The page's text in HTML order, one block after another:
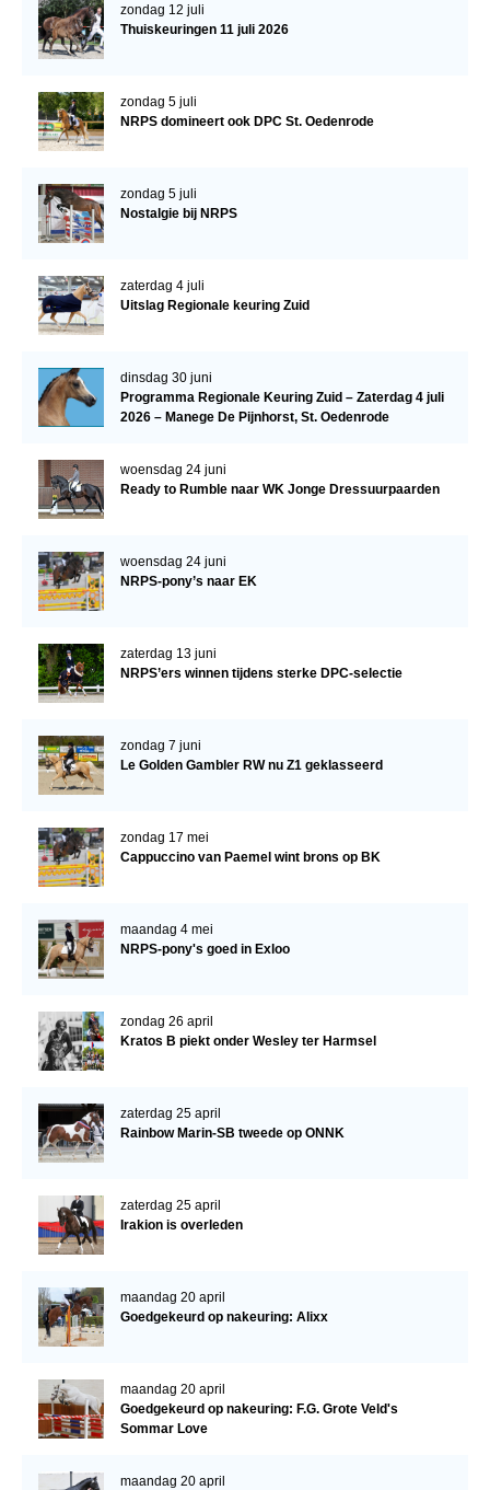
Onze fokkerij
Fokprogramma's en registratie
NRPS-Boegbeeld
Cornage
Dekhengsten
HENGSTEN ONLINE
Hengstenselectie
AANMELDEN HENGSTENKEURING ONDER HET
Verrichtingsonderzoek NRPS
Verrichtingsonderzoek 2025-2026
Verrichtingsonderzoek 2023-2024
Verrichtingsonderzoek 2021-2022
Verrichtingsonderzoek 2020-2021
Sport
Paard te koop
Inloggen
CONTACT
REGIO'S
Regio Noord
Regio Midden
Regio West
Bestuur Regio West
Bestuur Regio Zuid
Word vrijiwilliger
KALENDER
zondag 12 juli
Thuiskeuringen 11 juli 2026
zondag 5 juli
NRPS domineert ook DPC St. Oedenrode
zondag 5 juli
Nostalgie bij NRPS
zaterdag 4 juli
Uitslag Regionale keuring Zuid
dinsdag 30 juni
Programma Regionale Keuring Zuid – Zaterdag 4 juli
2026 – Manege De Pijnhorst, St. Oedenrode
woensdag 24 juni
Ready to Rumble naar WK Jonge Dressuurpaarden
woensdag 24 juni
NRPS-pony’s naar EK
zaterdag 13 juni
NRPS’ers winnen tijdens sterke DPC-selectie
zondag 7 juni
Le Golden Gambler RW nu Z1 geklasseerd
zondag 17 mei
Cappuccino van Paemel wint brons op BK
maandag 4 mei
NRPS-pony's goed in Exloo
zondag 26 april
Kratos B piekt onder Wesley ter Harmsel
zaterdag 25 april
Rainbow Marin-SB tweede op ONNK
zaterdag 25 april
Irakion is overleden
maandag 20 april
Goedgekeurd op nakeuring: Alixx
maandag 20 april
Goedgekeurd op nakeuring: F.G. Grote Veld's
Sommar Love
maandag 20 april